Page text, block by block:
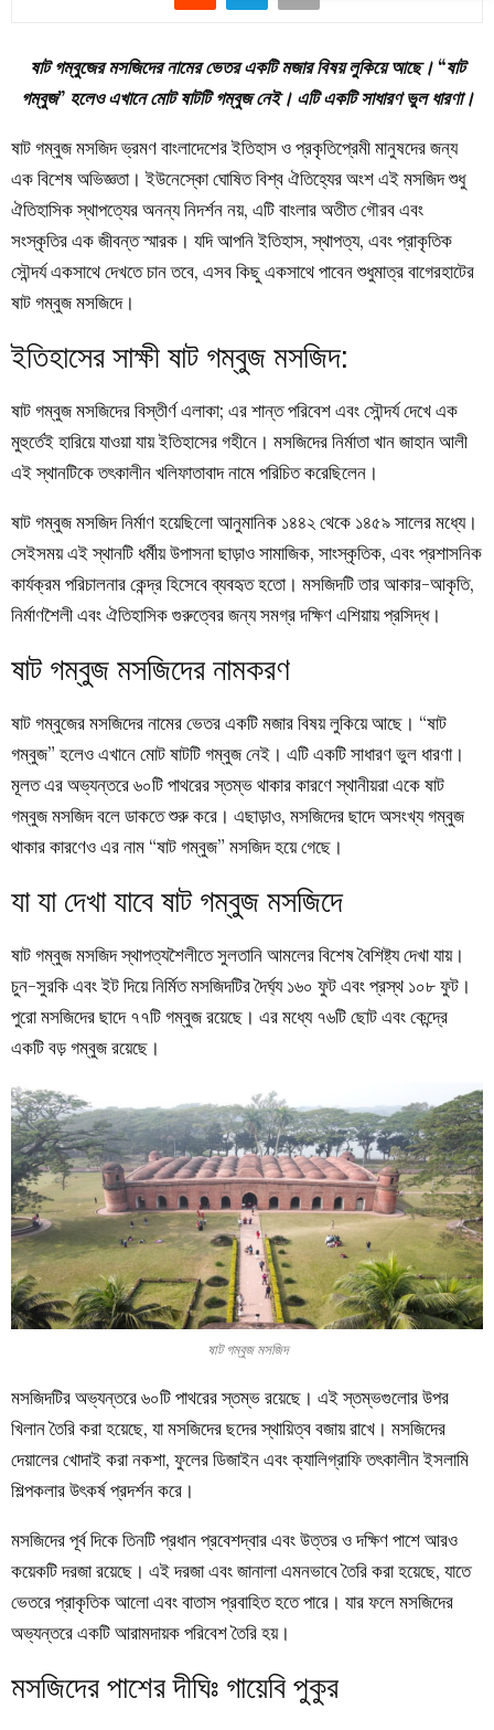
ষাট গম্বুজের মসজিদের নামের ভেতর একটি মজার বিষয় লুকিয়ে আছে। “ষাট
গম্বুজ” হলেও এখানে মোট ষাটটি গম্বুজ নেই। এটি একটি সাধারণ ভুল ধারণা।
ষাট গম্বুজ মসজিদ ভ্রমণ বাংলাদেশের ইতিহাস ও প্রকৃতিপ্রেমী মানুষদের জন্য
এক বিশেষ অভিজ্ঞতা। ইউনেস্কো ঘোষিত বিশ্ব ঐতিহ্যের অংশ এই মসজিদ শুধু
ঐতিহাসিক স্থাপত্যের অনন্য নিদর্শন নয়, এটি বাংলার অতীত গৌরব এবং
সংস্কৃতির এক জীবন্ত স্মারক। যদি আপনি ইতিহাস, স্থাপত্য, এবং প্রাকৃতিক
সৌন্দর্য একসাথে দেখতে চান তবে, এসব কিছু একসাথে পাবেন শুধুমাত্র বাগেরহাটের
ষাট গম্বুজ মসজিদে।
ইতিহাসের সাক্ষী ষাট গম্বুজ মসজিদ:
ষাট গম্বুজ মসজিদের বিস্তীর্ণ এলাকা; এর শান্ত পরিবেশ এবং সৌন্দর্য দেখে এক
মুহুর্তেই হারিয়ে যাওয়া যায় ইতিহাসের গহীনে। মসজিদের নির্মাতা খান জাহান আলী
এই স্থানটিকে তৎকালীন খলিফাতাবাদ নামে পরিচিত করেছিলেন।
ষাট গম্বুজ মসজিদ নির্মাণ হয়েছিলো আনুমানিক ১৪৪২ থেকে ১৪৫৯ সালের মধ্যে।
সেইসময় এই স্থানটি ধর্মীয় উপাসনা ছাড়াও সামাজিক, সাংস্কৃতিক, এবং প্রশাসনিক
কার্যক্রম পরিচালনার কেন্দ্র হিসেবে ব্যবহৃত হতো। মসজিদটি তার আকার-আকৃতি,
নির্মাণশৈলী এবং ঐতিহাসিক গুরুত্বের জন্য সমগ্র দক্ষিণ এশিয়ায় প্রসিদ্ধ।
ষাট গম্বুজ মসজিদের নামকরণ
ষাট গম্বুজের মসজিদের নামের ভেতর একটি মজার বিষয় লুকিয়ে আছে। “ষাট
গম্বুজ” হলেও এখানে মোট ষাটটি গম্বুজ নেই। এটি একটি সাধারণ ভুল ধারণা।
মূলত এর অভ্যন্তরে ৬০টি পাথরের স্তম্ভ থাকার কারণে স্থানীয়রা একে ষাট
গম্বুজ মসজিদ বলে ডাকতে শুরু করে। এছাড়াও, মসজিদের ছাদে অসংখ্য গম্বুজ
থাকার কারণেও এর নাম “ষাট গম্বুজ” মসজিদ হয়ে গেছে।
যা যা দেখা যাবে ষাট গম্বুজ মসজিদে
ষাট গম্বুজ মসজিদ স্থাপত্যশৈলীতে সুলতানি আমলের বিশেষ বৈশিষ্ট্য দেখা যায়।
চুন-সুরকি এবং ইট দিয়ে নির্মিত মসজিদটির দৈর্ঘ্য ১৬০ ফুট এবং প্রস্থ ১০৮ ফুট।
পুরো মসজিদের ছাদে ৭৭টি গম্বুজ রয়েছে। এর মধ্যে ৭৬টি ছোট এবং কেন্দ্রে
একটি বড় গম্বুজ রয়েছে।
ষাট গম্বুজ মসজিদ
মসজিদটির অভ্যন্তরে ৬০টি পাথরের স্তম্ভ রয়েছে। এই স্তম্ভগুলোর উপর
খিলান তৈরি করা হয়েছে, যা মসজিদের ছদের স্থায়িত্ব বজায় রাখে। মসজিদের
দেয়ালের খোদাই করা নকশা, ফুলের ডিজাইন এবং ক্যালিগ্রাফি তৎকালীন ইসলামি
শিল্পকলার উৎকর্ষ প্রদর্শন করে।
মসজিদের পূর্ব দিকে তিনটি প্রধান প্রবেশদ্বার এবং উত্তর ও দক্ষিণ পাশে আরও
কয়েকটি দরজা রয়েছে। এই দরজা এবং জানালা এমনভাবে তৈরি করা হয়েছে, যাতে
ভেতরে প্রাকৃতিক আলো এবং বাতাস প্রবাহিত হতে পারে। যার ফলে মসজিদের
অভ্যন্তরে একটি আরামদায়ক পরিবেশ তৈরি হয়।
মসজিদের পাশের দীঘিঃ গায়েবি পুকুর